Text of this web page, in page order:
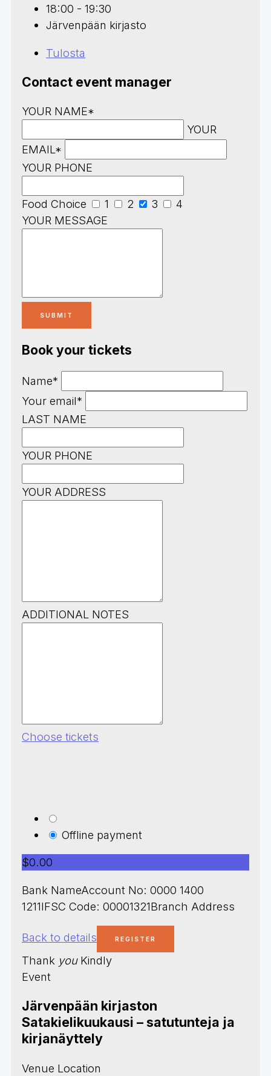
18:00 - 19:30
Järvenpään kirjasto
Tulosta
Contact event manager
YOUR NAME*
YOUR
EMAIL*
YOUR PHONE
Food Choice 1 2 3
4
YOUR MESSAGE
Book your tickets
Name*
Your email*
LAST NAME
YOUR PHONE
YOUR ADDRESS
ADDITIONAL NOTES
Choose tickets
Offline payment
$0.00
Bank NameAccount No: 0000 1400
1211IFSC Code: 00001321Branch Address
Back to details
Thank youKindly
Event
Järvenpään kirjaston
Satakielikuukausi – satutunteja ja
kirjanäyttely
Venue Location